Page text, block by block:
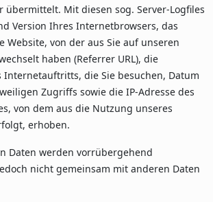
übermittelt. Mit diesen sog. Server-Logfiles
Version Ihres Internetbrowsers, das
Website, von der aus Sie auf unseren
haben (Referrer URL), die
Internetauftritts, die Sie besuchen, Datum
Zugriffs sowie die IP-Adresse des
von dem aus die Nutzung unseres
erhoben.
Daten werden vorrübergehend
nicht gemeinsam mit anderen Daten